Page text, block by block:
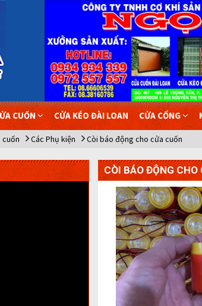
CUỐN CỬA KÉO ĐÀI LOAN CỬA CỔNG
cuốn Các Phụ kiện Còi báo động cho cửa cuốn
CÒI BÁO ĐỘNG CHO